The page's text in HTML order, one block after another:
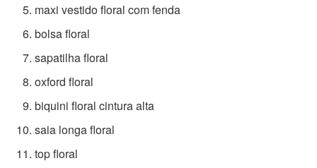
maxi vestido floral com fenda
bolsa floral
sapatilha floral
oxford floral
biquini floral cintura alta
saia longa floral
top floral